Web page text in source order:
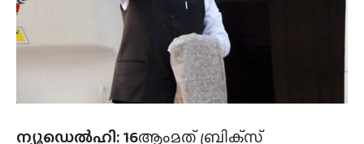
ന്യൂഡെൽഹി: 16ആംമത് ബ്രിക്‌സ്